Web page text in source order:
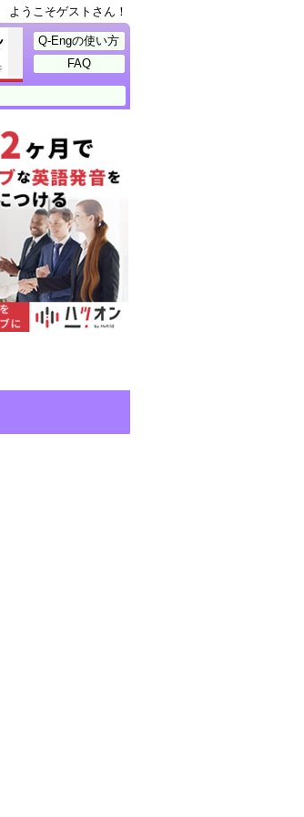
ようこそゲストさん！
Q-Engの使い方
FAQ